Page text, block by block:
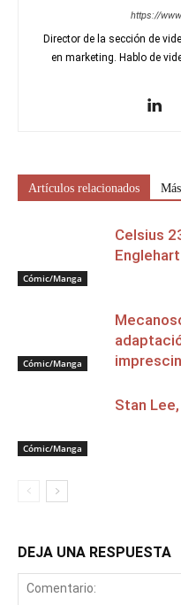
https://
Director de la sección de
en marketing. Hablo de
Artículos relacionados
Cómic/Manga
Celsius
Englehart
Cómic/Manga
Cómic/Manga
Stan
DEJA UNA RESPUESTA